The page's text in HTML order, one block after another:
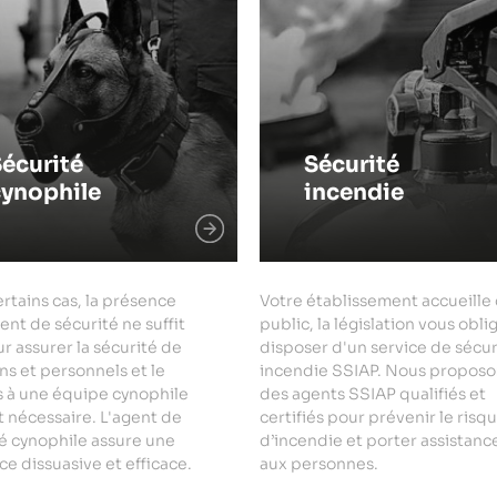
cas, la présence
de sécurité ne suffit
assurer la sécurité de
et personnels et le
à une équipe cynophile
nécessaire. L'agent de
cynophile assure une
dissuasive et efficace.
Sécurité
incendie
Votre établissement accueille
public, la législation vous
disposer d'un service de
incendie SSIAP. Nous
des agents SSIAP qualifiés et
certifiés pour prévenir le
d’incendie et porter
aux personnes.